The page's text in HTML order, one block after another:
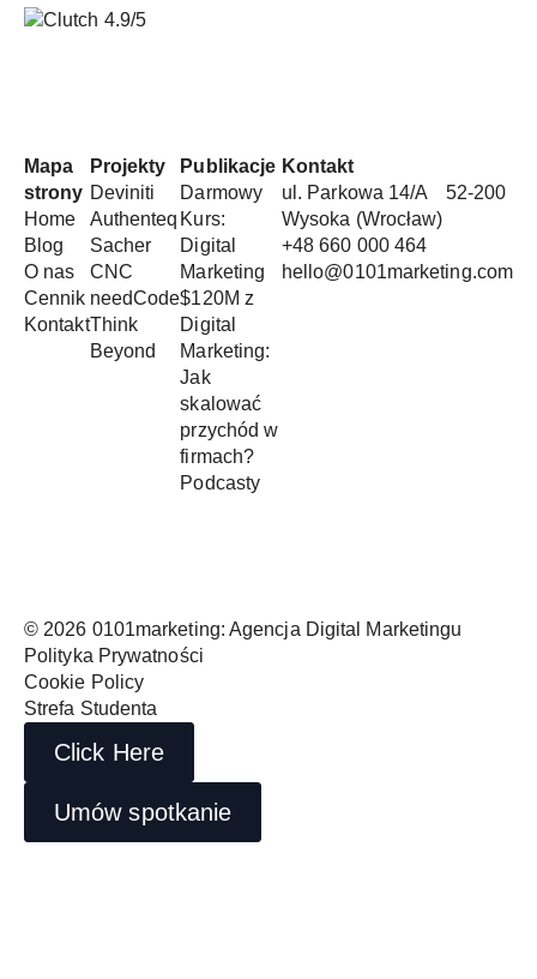
Mapa
strony
Home
Blog
O nas
Cennik
Kontakt
Projekty
Deviniti
Authenteq
Sacher
CNC
needCode
Think
Beyond
Publikacje
Darmowy
Kurs:
Digital
Marketing
$120M z
Digital
Marketing:
Jak
skalować
przychód w
firmach?
Podcasty
Kontakt
ul. Parkowa 14/A 52-200
Wysoka (Wrocław)
+48 660 000 464
hello@0101marketing.com
© 2026 0101marketing: Agencja Digital Marketingu
Polityka Prywatności
Cookie Policy
Strefa Studenta
Click Here
Umów spotkanie